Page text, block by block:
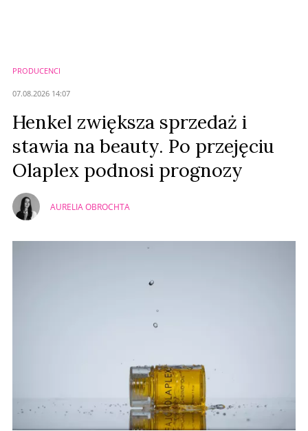
PRODUCENCI
07.08.2026 14:07
Henkel zwiększa sprzedaż i
stawia na beauty. Po przejęciu
Olaplex podnosi prognozy
AURELIA OBROCHTA